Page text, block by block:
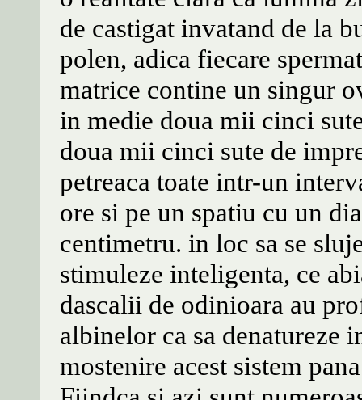
de castigat invatand de la
polen, adica fiecare
matrice contine un singur
in medie doua mii cinci
doua mii cinci sute de
petreaca toate intr-un
ore si pe un spatiu cu un
centimetru. in loc sa se
stimuleze inteligenta, ce
dascalii de odinioara au
albinelor ca sa denatureze
mostenire acest sistem